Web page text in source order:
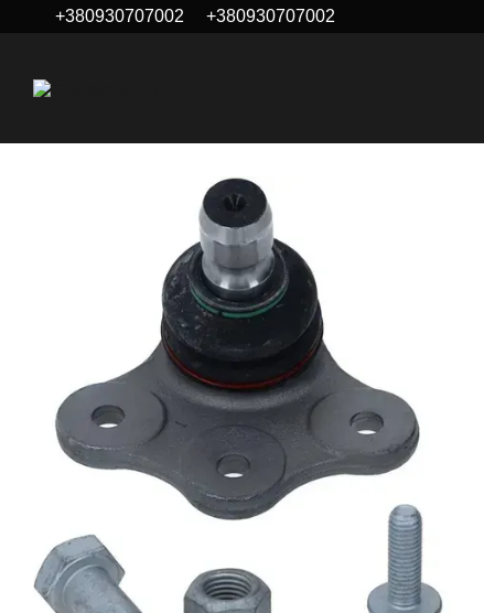
Перейти до основного контенту
+380930707002 +380930707002